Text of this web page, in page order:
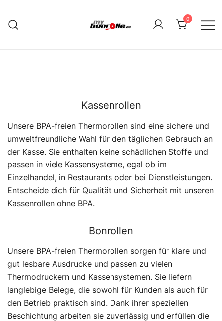
Inhalt
springen
0
Kassenrollen
Unsere BPA-freien Thermorollen sind eine sichere und
umweltfreundliche Wahl für den täglichen Gebrauch an
der Kasse. Sie enthalten keine schädlichen Stoffe und
passen in viele Kassensysteme, egal ob im
Einzelhandel, in Restaurants oder bei Dienstleistungen.
Entscheide dich für Qualität und Sicherheit mit unseren
Kassenrollen ohne BPA.
Bonrollen
Unsere BPA-freien Thermorollen sorgen für klare und
gut lesbare Ausdrucke und passen zu vielen
Thermodruckern und Kassensystemen. Sie liefern
langlebige Belege, die sowohl für Kunden als auch für
den Betrieb praktisch sind. Dank ihrer speziellen
Beschichtung arbeiten sie zuverlässig und erfüllen die